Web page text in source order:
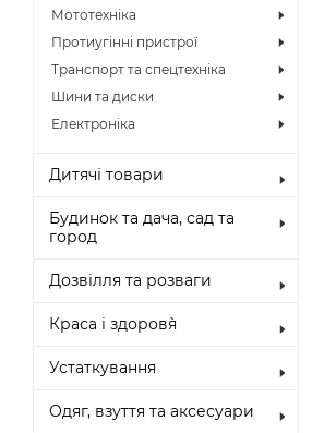
Мототехніка
Протиугінні пристрої
Транспорт та спецтехніка
Шини та диски
Електроніка
Дитячі товари
Будинок та дача, сад та
город
Дозвілля та розваги
Краса і здоров`я
Устаткування
Одяг, взуття та аксесуари